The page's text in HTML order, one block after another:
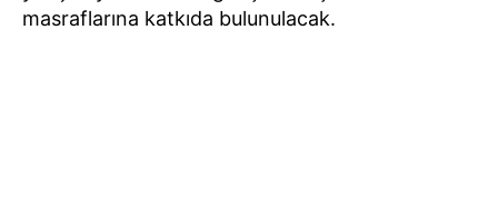
masraflarına katkıda bulunulacak.